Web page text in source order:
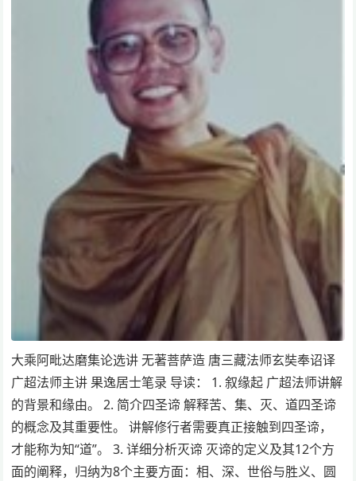
大乘阿毗达磨集论选讲 无著菩萨造 唐三藏法师玄奘奉诏译
广超法师主讲 果逸居士笔录 导读： 1. 叙缘起 广超法师讲解
的背景和缘由。 2. 简介四圣谛 解释苦、集、灭、道四圣谛
的概念及其重要性。 讲解修行者需要真正接触到四圣谛，
才能称为知“道”。 3. 详细分析灭谛 灭谛的定义及其12个方
面的阐释，归纳为8个主要方面：相、深、世俗与胜义、圆